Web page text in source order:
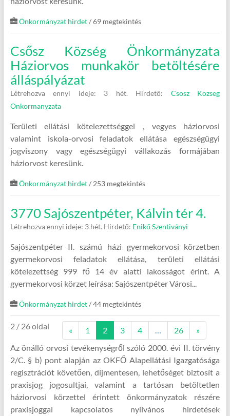
Önkormányzat hirdet/ 69 megtekintés
Csősz Község Önkormányzata
Háziorvos munkakör betöltésére
álláspályázat
Létrehozva ennyi ideje: 3 hét. Hirdető: Csosz Kozseg
Onkormanyzata
Területi ellátási kötelezettséggel , vegyes háziorvosi
valamint iskola-orvosi feladatok ellátása egészségügyi
jogviszony vagy egészségügyi vállakozás formájában
háziorvost keresünk.
Önkormányzat hirdet/ 253 megtekintés
3770 Sajószentpéter, Kálvin tér 4.
Létrehozva ennyi ideje: 3 hét. Hirdető: Enikő Szentiványi
Sajószentpéter II. számú házi gyermekorvosi körzetben
gyermekorvosi feladatok ellátása, területi ellátási
kötelezettség 999 fő 14 év alatti lakosságot érint. A
gyermekorvosi körzet leírása: Sajószentpéter Városi...
Önkormányzat hirdet/ 44 megtekintés
2 / 26 oldal « 1 2 3 4 … 26
»
Az önálló orvosi tevékenységről szóló 2000. évi II. törvény
2/C. § b) pont alapján az OKFŐ Alapellátási Igazgatósága
regisztrációt követően, díjmentesen, lehetőséget biztosít a
praxisjog jogosultjai, valamint a tartósan betöltetlen
háziorvosi körzettel érintett önkormányzatok részére
praxisjoggal kapcsolatos nyilvános hirdetések